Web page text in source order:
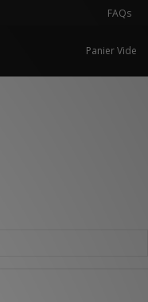
FAQs
Panier Vide